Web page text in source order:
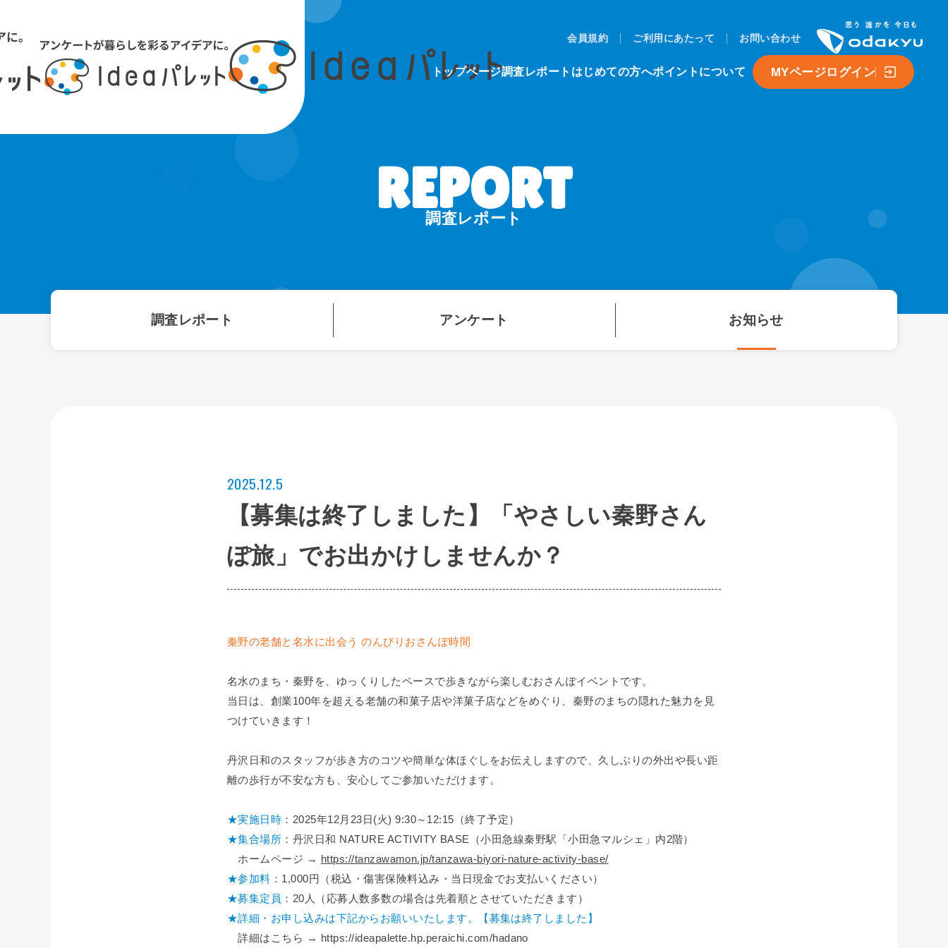
トップページ調査レポート はじめての方へポイントについて MYページログイン
会員規約 ご利用にあたって お問い合わせ
調査レポート
調査レポート アンケート お知らせ
【募集は終了しました】「やさしい秦野さん
ぽ旅」でお出かけしませんか？
2025.12.5
秦野の老舗と名水に出会う のんびりおさんぽ時間
名水のまち・秦野を、ゆっくりしたペースで歩きながら楽しむおさんぽイベントです。
当日は、創業100年を超える老舗の和菓子店や洋菓子店などをめぐり、秦野のまちの隠れた魅力を見
つけていきます！
丹沢日和のスタッフが歩き方のコツや簡単な体ほぐしをお伝えしますので、久しぶりの外出や長い距
離の歩行が不安な方も、安心してご参加いただけます。
★実施日時 ：2025年12月23日(火) 9:30～12:15（終了予定）
★集合場所 ：丹沢日和 NATURE ACTIVITY BASE（小田急線秦野駅「小田急マルシェ」内2階）
ホームページ → https://tanzawamon.jp/tanzawa-biyori-nature-activity-base/
★参加料 ：1,000円（税込・傷害保険料込み・当日現金でお支払いください）
★募集定員 ：20人（応募人数多数の場合は先着順とさせていただきます）
★詳細・お申し込みは下記からお願いいたします。【募集は終了しました】
詳細はこちら → https://ideapalette.hp.peraichi.com/hadano